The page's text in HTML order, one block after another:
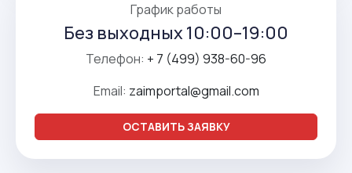
График работы
Без выходных 10:00–19:00
Телефон: + 7 (499) 938-60-96
Email: zaimportal@gmail.com
ОСТАВИТЬ ЗАЯВКУ